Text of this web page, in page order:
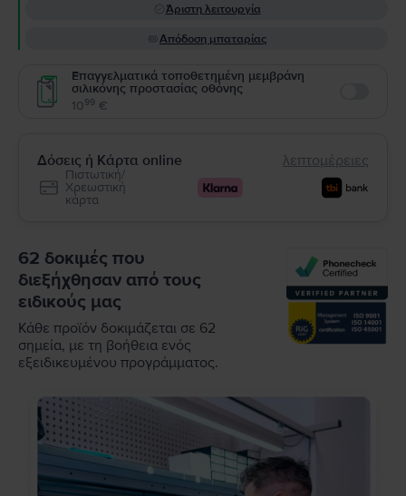
Άριστη λειτουργία
Απόδοση μπαταρίας
Επαγγελματικά τοποθετημένη μεμβράνη
σιλικόνης προστασίας οθόνης
1099 €
Δόσεις ή Κάρτα online λεπτομέρειες
Πιστωτική/
Χρεωστική
κάρτα
62 δοκιμές που
διεξήχθησαν από τους
ειδικούς μας
Κάθε προϊόν δοκιμάζεται σε 62
σημεία, με τη βοήθεια ενός
εξειδικευμένου προγράμματος.